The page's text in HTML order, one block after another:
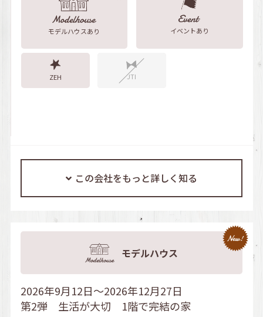
モデルハウスあり イベントあり
ZEH JTI
この会社をもっと詳しく知る
モデルハウス
2026年9月12日～2026年12月27日
第2弾 生活が大切 1階で完結の家